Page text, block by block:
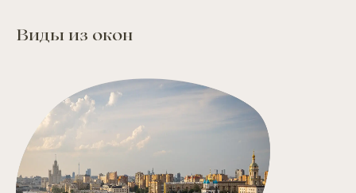
Виды из окон